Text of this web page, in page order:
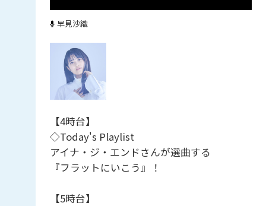
早見沙織
【4時台】
◇Today's Playlist
アイナ・ジ・エンドさんが選曲する
『フラットにいこう』！
【5時台】